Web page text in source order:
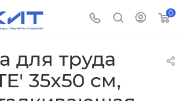
0
для труда
35x50 см,